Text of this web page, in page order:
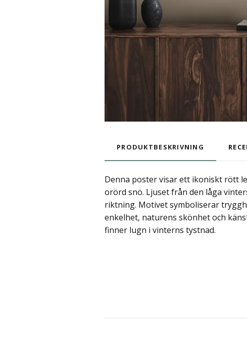
PRODUKTBESKRIVNING
Denna poster visar ett ikoniskt rött
orörd snö. Ljuset från den låga
riktning. Motivet symboliserar
enkelhet, naturens skönhet och
finner lugn i vinterns tystnad.